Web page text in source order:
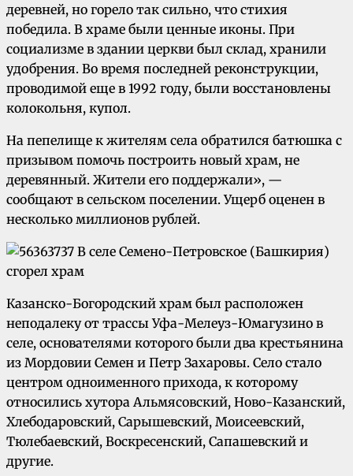
деревней, но горело так сильно, что стихия
победила. В храме были ценные иконы. При
социализме в здании церкви был склад, хранили
удобрения. Во время последней реконструкции,
проводимой еще в 1992 году, были восстановлены
колокольня, купол.
На пепелище к жителям села обратился батюшка с
призывом помочь построить новый храм, не
деревянный. Жители его поддержали», —
сообщают в сельском поселении. Ущерб оценен в
несколько миллионов рублей.
Казанско-Богородский храм был расположен
неподалеку от трассы Уфа-Мелеуз-Юмагузино в
селе, основателями которого были два крестьянина
из Мордовии Семен и Петр Захаровы. Село стало
центром одноименного прихода, к которому
относились хутора Альмясовский, Ново-Казанский,
Хлебодаровский, Сарышевский, Моисеевский,
Тюлебаевский, Воскресенский, Сапашевский и
другие.